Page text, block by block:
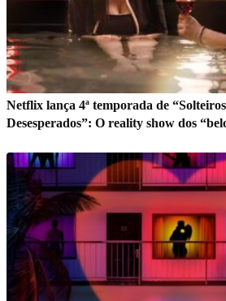
Netflix lança 4ª temporada de
Desesperados”: O reality show dos